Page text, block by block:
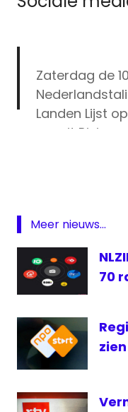
Zaterdag de
Landen Lijst
vanuit
Brabant
Omroep
Zeeland
Radio
regionale
omroep
Radio
Meer nieuws...
70